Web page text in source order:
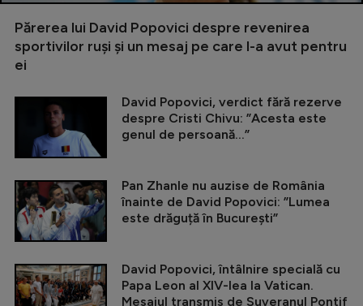
Părerea lui David Popovici despre revenirea
sportivilor ruși și un mesaj pe care l-a avut pentru
ei
David Popovici, verdict fără rezerve
despre Cristi Chivu: ”Acesta este
genul de persoană...”
Pan Zhanle nu auzise de România
înainte de David Popovici: ”Lumea
este drăguță în București”
David Popovici, întâlnire specială cu
Papa Leon al XIV-lea la Vatican.
Mesajul transmis de Suveranul Pontif